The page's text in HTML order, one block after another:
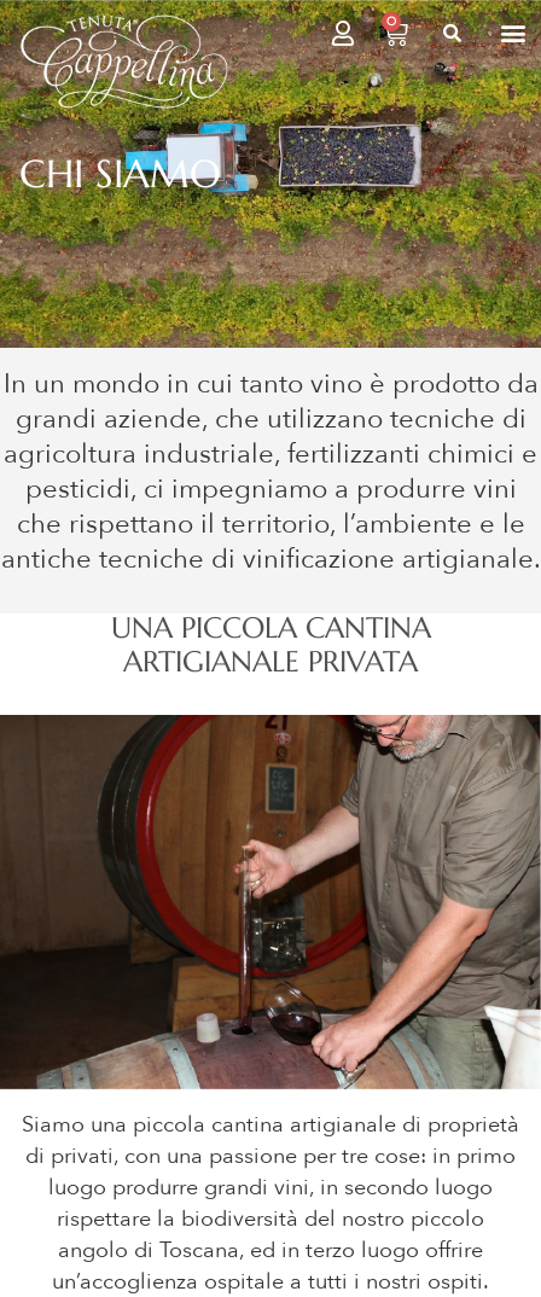
0
CHI SIAMO
In un mondo in cui tanto vino è prodotto da
grandi aziende, che utilizzano tecniche di
agricoltura industriale, fertilizzanti chimici e
pesticidi, ci impegniamo a produrre vini
che rispettano il territorio, l’ambiente e le
antiche tecniche di vinificazione artigianale.
UNA PICCOLA CANTINA
ARTIGIANALE PRIVATA
Siamo una piccola cantina artigianale di proprietà
di privati, con una passione per tre cose: in primo
luogo produrre grandi vini, in secondo luogo
rispettare la biodiversità del nostro piccolo
angolo di Toscana, ed in terzo luogo offrire
un’accoglienza ospitale a tutti i nostri ospiti.